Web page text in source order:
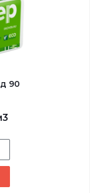
90